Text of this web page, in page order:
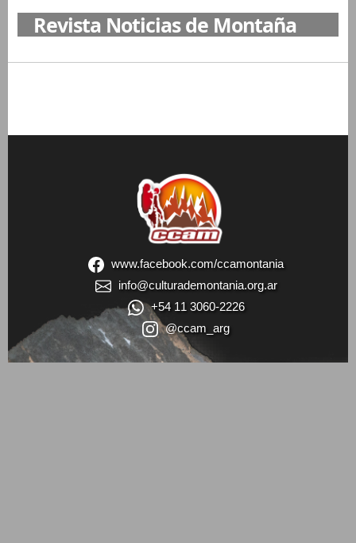
Revista Noticias de Montaña
www.facebook.com/ccamontania
info@culturademontania.org.ar
+54 11 3060-2226
@ccam_arg